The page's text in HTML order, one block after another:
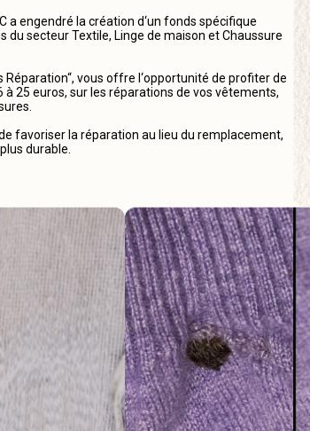
a engendré la création d‘un fonds spécifique
du secteur Textile, Linge de maison et Chaussure
vous offre l‘opportunité de profiter de
25 euros, sur les réparations de vos vêtements,
favoriser la réparation au lieu du remplacement,
durable.